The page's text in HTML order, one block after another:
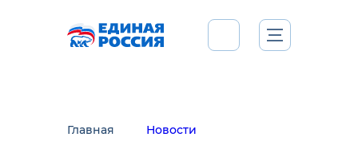
Главная
Новости